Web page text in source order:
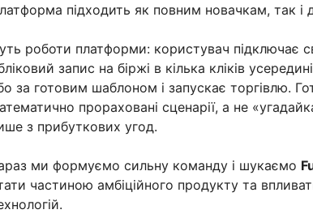
підходить як повним новачкам, так і
роботи платформи: користувач підключає
запис на біржі в кілька кліків
за готовим шаблоном і запускає торгівлю.
прораховані сценарії, а не
з прибуткових угод.
ми формуємо сильну команду і шукаємо
частиною амбіційного продукту та